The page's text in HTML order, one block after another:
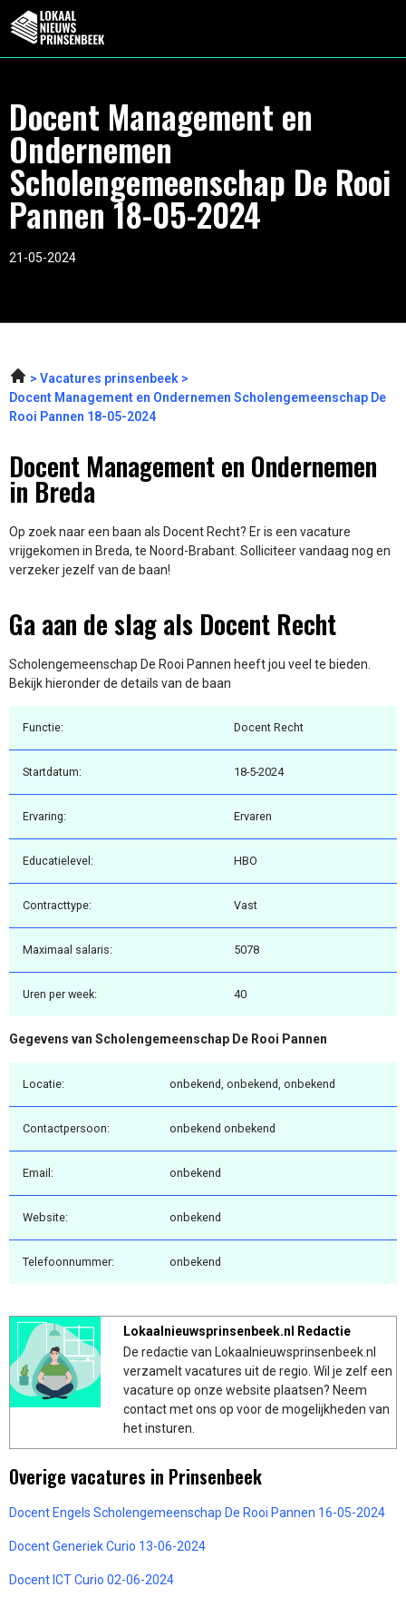
Docent Management en
Ondernemen
Scholengemeenschap De Rooi
Pannen 18-05-2024
21-05-2024
Vacatures prinsenbeek
Docent Management en Ondernemen Scholengemeenschap De
Rooi Pannen 18-05-2024
Docent Management en Ondernemen
in Breda
Op zoek naar een baan als Docent Recht? Er is een vacature
vrijgekomen in Breda, te Noord-Brabant. Solliciteer vandaag nog en
verzeker jezelf van de baan!
Ga aan de slag als Docent Recht
Scholengemeenschap De Rooi Pannen heeft jou veel te bieden.
Bekijk hieronder de details van de baan
Functie: Docent Recht
Startdatum: 18-5-2024
Ervaring: Ervaren
Educatielevel: HBO
Contracttype: Vast
Maximaal salaris: 5078
Uren per week: 40
Gegevens van Scholengemeenschap De Rooi Pannen
Locatie: onbekend, onbekend, onbekend
Contactpersoon: onbekend onbekend
Email: onbekend
Website: onbekend
Telefoonnummer: onbekend
Lokaalnieuwsprinsenbeek.nl Redactie
De redactie van Lokaalnieuwsprinsenbeek.nl
verzamelt vacatures uit de regio. Wil je zelf een
vacature op onze website plaatsen? Neem
contact met ons op voor de mogelijkheden van
het insturen.
Overige vacatures in Prinsenbeek
Docent Engels Scholengemeenschap De Rooi Pannen 16-05-2024
Docent Generiek Curio 13-06-2024
Docent ICT Curio 02-06-2024